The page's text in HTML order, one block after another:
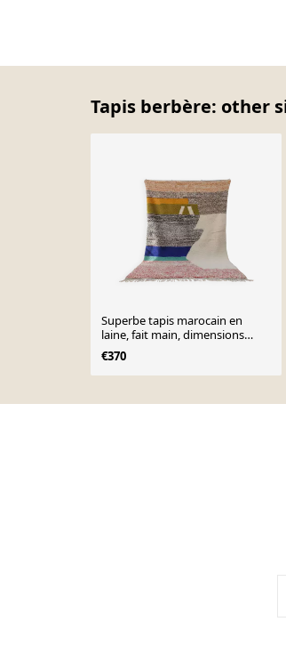
Tapis berbère: other
Superbe tapis marocain en
laine, fait main, dimensions
250x150 cm
€370